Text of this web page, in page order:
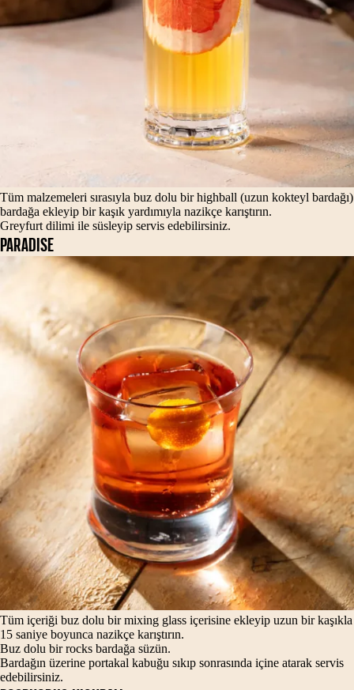
Tüm malzemeleri sırasıyla buz dolu bir highball (uzun kokteyl bardağı)
bardağa ekleyip bir kaşık yardımıyla nazikçe karıştırın.
Greyfurt dilimi ile süsleyip servis edebilirsiniz.
PARADISE
Tüm içeriği buz dolu bir mixing glass içerisine ekleyip uzun bir kaşıkla
15 saniye boyunca nazikçe karıştırın.
Buz dolu bir rocks bardağa süzün.
Bardağın üzerine portakal kabuğu sıkıp sonrasında içine atarak servis
edebilirsiniz.